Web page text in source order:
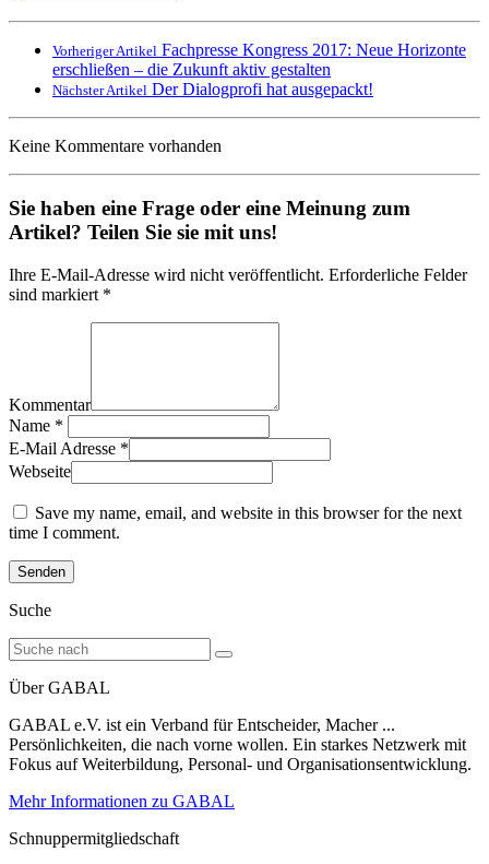
Vorheriger Artikel Fachpresse Kongress 2017: Neue Horizonte
erschließen – die Zukunft aktiv gestalten
Nächster Artikel Der Dialogprofi hat ausgepackt!
Keine Kommentare vorhanden
Sie haben eine Frage oder eine Meinung zum
Artikel? Teilen Sie sie mit uns!
Ihre E-Mail-Adresse wird nicht veröffentlicht. Erforderliche Felder
sind markiert *
Kommentar
Name *
E-Mail Adresse *
Webseite
Save my name, email, and website in this browser for the next
time I comment.
Suche
Über GABAL
GABAL e.V. ist ein Verband für Entscheider, Macher ...
Persönlichkeiten, die nach vorne wollen. Ein starkes Netzwerk mit
Fokus auf Weiterbildung, Personal- und Organisationsentwicklung.
Mehr Informationen zu GABAL
Schnuppermitgliedschaft